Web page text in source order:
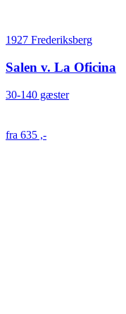
1927 Frederiksberg
Salen v. La Oficina
30-140 gæster
fra 635 ,-